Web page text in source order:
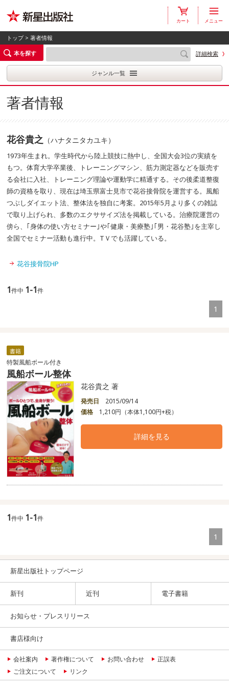
カート メニュー
トップ> 著者情報
本を探す
詳細検索
ジャンル一覧
著者情報
花谷貴之 （ハナタニタカユキ）
1973年生まれ。学生時代から陸上競技に熱中し、全国大会3位の実績を
もつ。体育大学卒業後、トレーニングマシン、筋力測定器などを販売す
る会社に入社、トレーニング理論や運動学に精通する。その後柔道整復
師の資格を取り、現在は埼玉県富士見市で花谷接骨院を運営する。風船
つぶしダイエット法、整体法を独自に考案。2015年5月より多くの雑誌
で取り上げられ、多数のエクササイズ法を掲載している。治療院運営の
傍ら、｢身体の使い方セミナー｣や｢健康・美療塾｣｢男・花谷塾｣を主宰し
全国でセミナー活動も進行中。TＶでも活躍している。
花谷接骨院HP
1件中 1-1件
1
書籍
特製風船ボール付き
風船ボール整体
花谷貴之 著
発売日
2015/09/14
価格
1,210円（本体1,100円+税）
詳細を見る
1件中 1-1件
1
新星出版社トップページ
新刊 近刊 電子書籍
お知らせ・プレスリリース
書店様向け
会社案内 著作権について お問い合わせ
正誤表
ご注文について
リンク